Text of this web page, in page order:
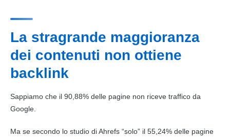
La stragrande maggioranza
dei contenuti non ottiene
backlink
Sappiamo che il 90,88% delle pagine non riceve traffico da
Google
Ma se secondo lo studio di Ahrefs “solo” il 55,24% delle pagine